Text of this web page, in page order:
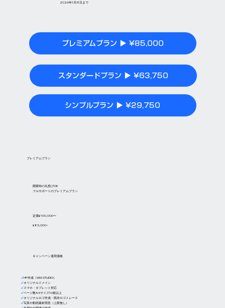
2026年1月31日まで
プレミアムプラン ▶ ¥85,000
スタンダードプラン ▶ ¥63,750
シンプルプラン ▶ ¥29,750
​プレミアムプラン
開業時の丸投げOK
フルサポートのプレミアムプラン
定価¥100,000〜
¥85,000~
キャンペーン適用価格
✓HP作成（WIX STUDIO）
✓オリジナルドメイン
✓スマホ・タブレット対応
✓ページ数A4サイズ10枚以上
✓オリジナルロゴ作成・既存ロゴトレース
✓写真や動画素材用意（上限無し）